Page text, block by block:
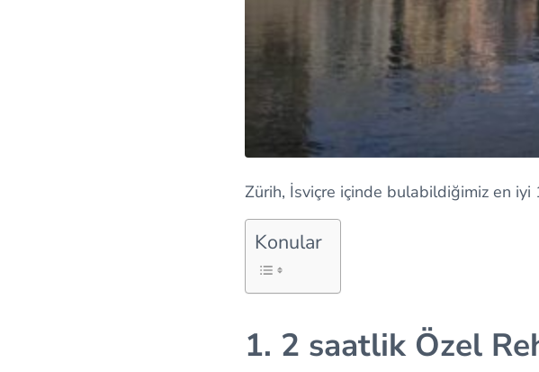
Zürih, İsviçre içinde bulabildiğimiz en iyi
Konular
1. 2 saatlik Özel